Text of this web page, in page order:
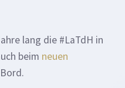
lang die #LaTdH in
beim neuen